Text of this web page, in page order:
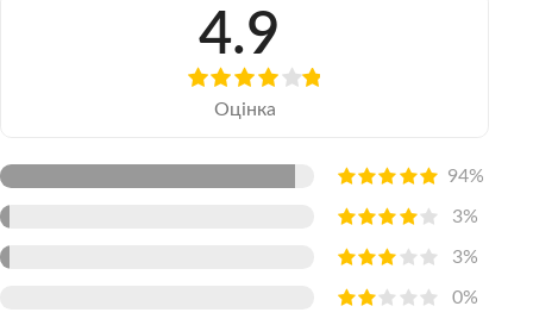
4.9
Оцінка
94%
3%
3%
0%